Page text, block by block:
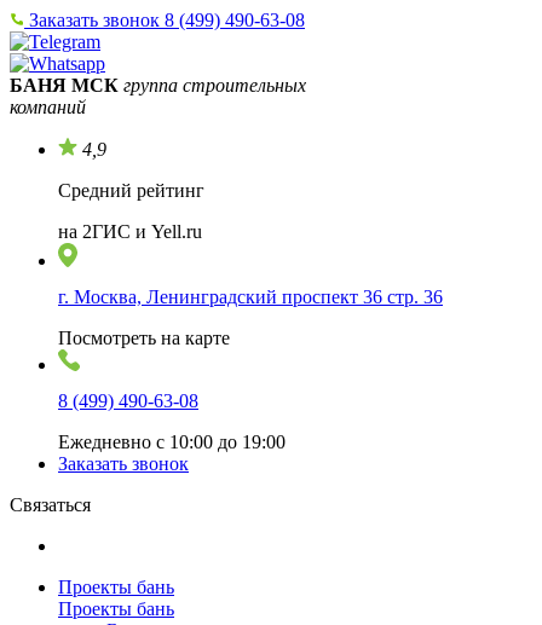
Заказать звонок 8 (499) 490-63-08
БАНЯ МСК группа строительных
компаний
4,9
Средний рейтинг
на 2ГИС и Yell.ru
г. Москва, Ленинградский проспект 36 стр. 36
Посмотреть на карте
8 (499) 490-63-08
Ежедневно с 10:00 до 19:00
Заказать звонок
Связаться
Проекты бань
Проекты бань